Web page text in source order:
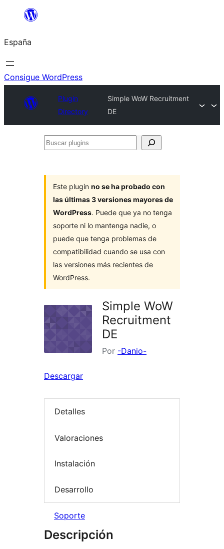
Saltar
contenido
España
Consigue WordPress
Plugin
Directory
Simple WoW Recruitment
DE
Buscar
Este plugin no se ha probado con
las últimas 3 versiones mayores de
WordPress. Puede que ya no tenga
soporte ni lo mantenga nadie, o
puede que tenga problemas de
compatibilidad cuando se usa con
las versiones más recientes de
WordPress.
Simple WoW
Recruitment
DE
Por -Danio-
Descargar
Detalles
Valoraciones
Instalación
Desarrollo
Soporte
Descripción